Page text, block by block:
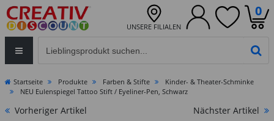
UNSERE FILIALEN
0
Startseite Produkte Farben & Stifte
Kinder- & Theater-Schminke
NEU Eulenspiegel Tattoo Stift / Eyeliner-Pen, Schwarz
Vorheriger Artikel Nächster Artikel